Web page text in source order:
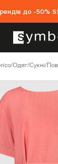
до -50%
Одяг Сукні